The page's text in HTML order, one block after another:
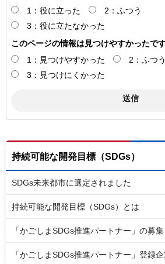
1：役に立った
2：ふつう
3：役に立たなかった
このページの情報は見つけやすかったで
1：見つけやすかった
2：ふつう
3：見つけにくかった
持続可能な開発目標（SDGs）
SDGs未来都市に選定されました
持続可能な開発目標（SDGs）とは
「かごしまSDGs推進パートナー」の募集
「かごしまSDGs推進パートナー」登録